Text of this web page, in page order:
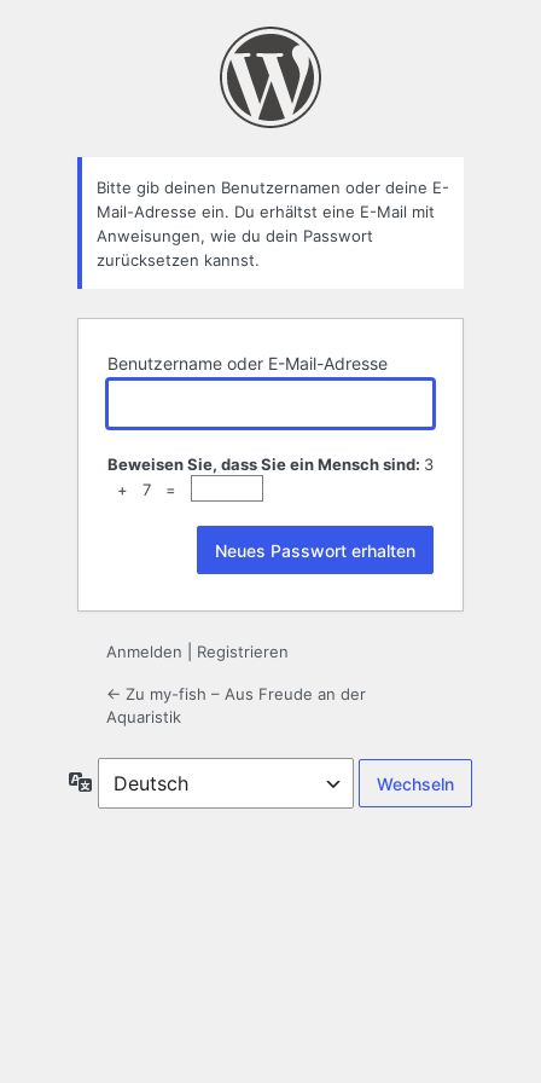
Bitte gib deinen Benutzernamen oder deine E-
Mail-Adresse ein. Du erhältst eine E-Mail mit
Anweisungen, wie du dein Passwort
zurücksetzen kannst.
Benutzername oder E-Mail-Adresse
Beweisen Sie, dass Sie ein Mensch sind: 3
+ 7 =
Anmelden Registrieren
← Zu my-fish – Aus Freude an der
Aquaristik
Sprache